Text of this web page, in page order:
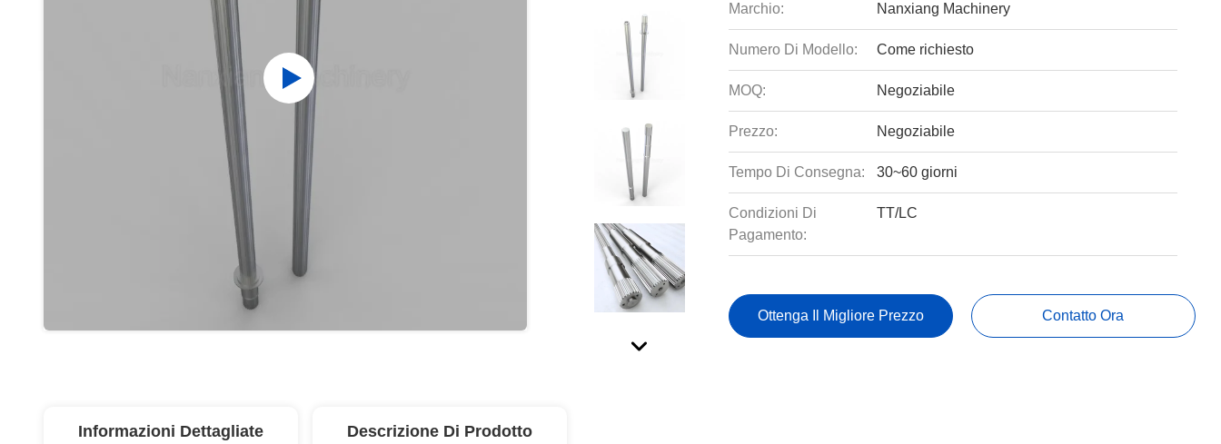
Marchio: Nanxiang Machinery
Numero Di Modello: Come richiesto
MOQ: Negoziabile
Prezzo: Negoziabile
Tempo Di Consegna: 30~60 giorni
Condizioni Di
Pagamento:
TT/LC
Ottenga Il Migliore Prezzo Contatto Ora
Informazioni Dettagliate Descrizione Di Prodotto